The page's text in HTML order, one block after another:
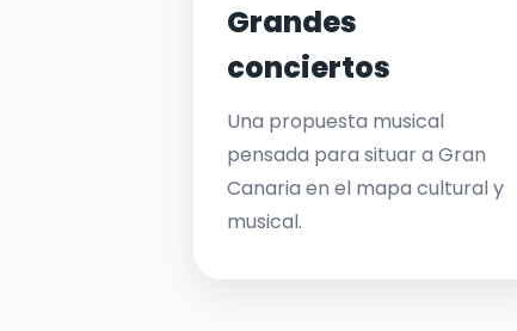
Grandes
conciertos
Una propuesta musical
pensada para situar a Gran
Canaria en el mapa cultural y
musical.